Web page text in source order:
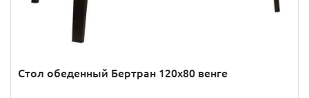
Стол обеденный Бертран 120х80 венге